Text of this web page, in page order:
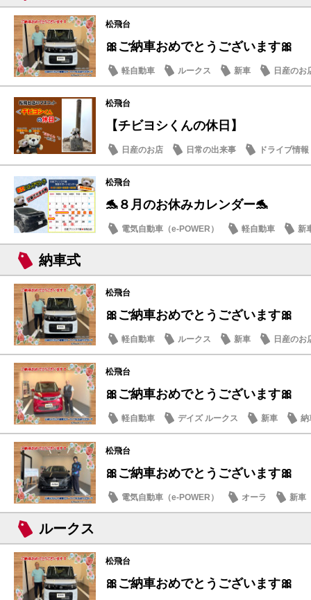
松飛台
🎀ご納車おめでとうございます🎀
軽自動車 ルークス 新車 日産のお
松飛台
【チビヨシくんの休日】
日産のお店 日常の出来事 ドライブ情報
松飛台
🐬８月のお休みカレンダー🐬
電気自動車（e-POWER） 軽自動車
新
日産のお店
納車式
松飛台
🎀ご納車おめでとうございます🎀
軽自動車 ルークス 新車 日産のお
松飛台
🎀ご納車おめでとうございます🎀
軽自動車 デイズ ルークス 新車 納
松飛台
🎀ご納車おめでとうございます🎀
電気自動車（e-POWER） オーラ 新車
ルークス
松飛台
🎀ご納車おめでとうございます🎀